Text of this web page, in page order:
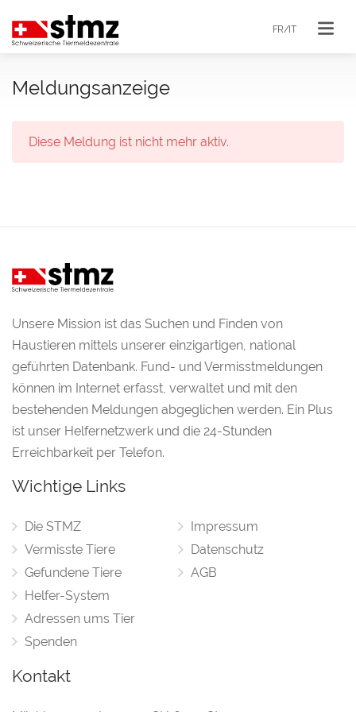
FR/IT
Meldungsanzeige
Diese Meldung ist nicht mehr aktiv.
Unsere Mission ist das Suchen und Finden von
Haustieren mittels unserer einzigartigen, national
geführten Datenbank. Fund- und Vermisstmeldungen
können im Internet erfasst, verwaltet und mit den
bestehenden Meldungen abgeglichen werden. Ein Plus
ist unser Helfernetzwerk und die 24-Stunden
Erreichbarkeit per Telefon.
Wichtige Links
Die STMZ
Vermisste Tiere
Gefundene Tiere
Helfer-System
Adressen ums Tier
Spenden
Impressum
Datenschutz
AGB
Kontakt